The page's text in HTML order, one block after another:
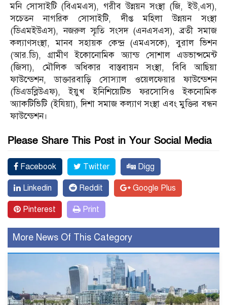
মনি সোসাইটি (বিএমএস), গরীব উন্নয়ন সংস্থা (জি, ইউ,এস),
সচেতন নাগরিক সোসাইটি, দীপ্ত মহিলা উন্নয়ন সংস্থা
(ডিএমইউএস), নজরুল স্মৃতি সংসদ (এনএসএস), ব্রতী সমাজ
কল্যাণসংস্থা, মানব সহায়ক কেন্দ্র (এমএসকে), বুরাল ভিশন
(আর.ডি), গ্রামীণ ইকোনোমিক অ্যান্ড সোশাল এডভান্সমেন্ট
(জিসা), মৌলিক অধিকার বাস্তবায়ন সংস্থা, বিবি আছিয়া
ফাউন্ডেশন, ডাক্তারবাড়ি সোস্যাল ওয়েলফেয়ার ফাউন্ডেশন
(ডিএডব্লিউএফ), ইয়ুখ ইনিশিয়েটিভ ফরসোসিও ইকনোমিক
অ্যাকটিভিটি (ইযিয়া), দিশা সমাজ কল্যাণ সংস্থা এবং মুক্তির বন্ধন
ফাউন্ডেশন।
Please Share This Post in Your Social Media
Facebook Twitter Digg
Linkedin Reddit Google Plus
Pinterest Print
More News Of This Category